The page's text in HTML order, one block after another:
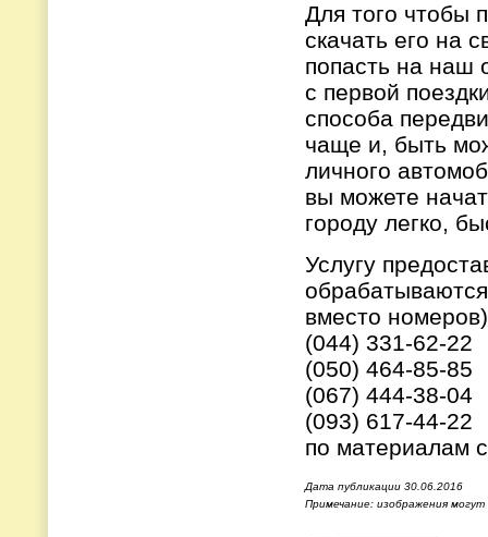
Для того чтобы
скачать его на
попасть на наш
с первой
способа
чаще и, быть
личного
вы можете
городу легко,
Услугу
вместо
(044) 331-62-22
(050) 464-85-85
(067) 444-38-04
(093) 617-44-22
по материалам
Дата публикации 30.06.2016
Примечание: изображения